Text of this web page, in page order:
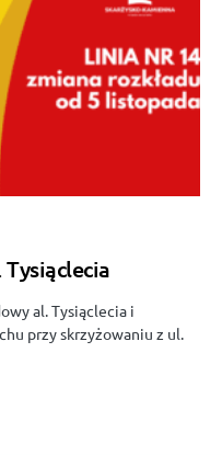
al. Tysiąclecia i
przy skrzyżowaniu z ul.